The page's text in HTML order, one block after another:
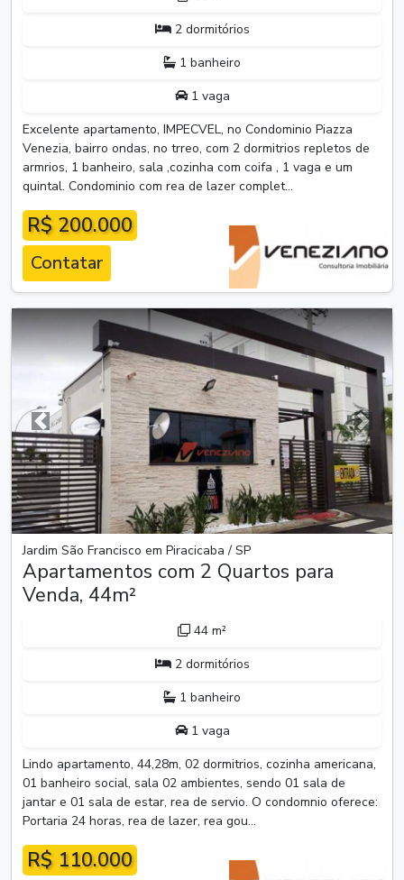
2 dormitórios
1 banheiro
1 vaga
Excelente apartamento, IMPECVEL, no Condominio Piazza
Venezia, bairro ondas, no trreo, com 2 dormitrios repletos de
armrios, 1 banheiro, sala ,cozinha com coifa , 1 vaga e um
quintal. Condominio com rea de lazer complet...
R$ 200.000
Contatar
Anterior
Jardim São Francisco em Piracicaba / SP
Apartamentos com 2 Quartos para
Venda, 44m²
44 m²
2 dormitórios
1 banheiro
1 vaga
Lindo apartamento, 44,28m, 02 dormitrios, cozinha americana,
01 banheiro social, sala 02 ambientes, sendo 01 sala de
jantar e 01 sala de estar, rea de servio. O condomnio oferece:
Portaria 24 horas, rea de lazer, rea gou...
R$ 110.000